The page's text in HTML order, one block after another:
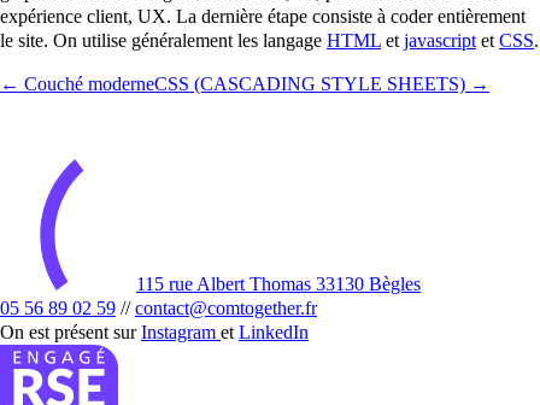
expérience client, UX. La dernière étape consiste à coder entièrement
le site. On utilise généralement les langage HTML et javascript et CSS.
← Couché moderneCSS (CASCADING STYLE SHEETS) →
115 rue Albert Thomas 33130 Bègles
05 56 89 02 59 // contact@comtogether.fr
On est présent surInstagram et LinkedIn